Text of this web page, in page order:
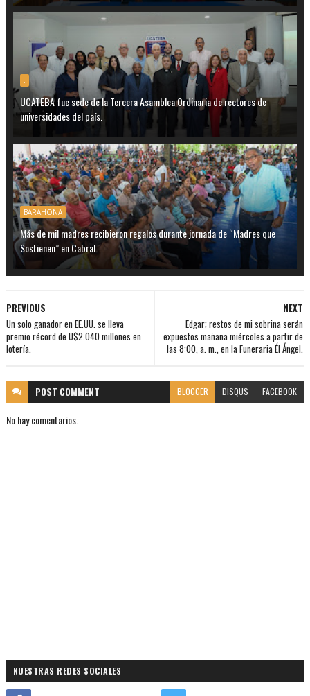
.
UCATEBA fue sede de la Tercera Asamblea Ordinaria de rectores de
universidades del país.
BARAHONA
Más de mil madres recibieron regalos durante jornada de “Madres que
Sostienen” en Cabral.
NEXT
Edgar; restos de mi sobrina serán
expuestos mañana miércoles a partir de
las 8:00, a. m., en la Funeraria Él Ángel.
PREVIOUS
Un solo ganador en EE.UU. se lleva
premio récord de U$2.040 millones en
lotería.
POST COMMENT BLOGGER DISQUS FACEBOOK
No hay comentarios.
NUESTRAS REDES SOCIALES